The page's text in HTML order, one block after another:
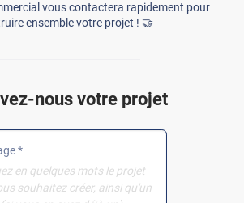
vous contactera rapidement pour
ensemble votre projet ! 🤝
nous votre projet
*